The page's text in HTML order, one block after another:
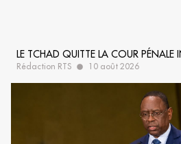
LE TCHAD QUITTE LA COUR PÉNALE
Rédaction RTS 10 août 2026